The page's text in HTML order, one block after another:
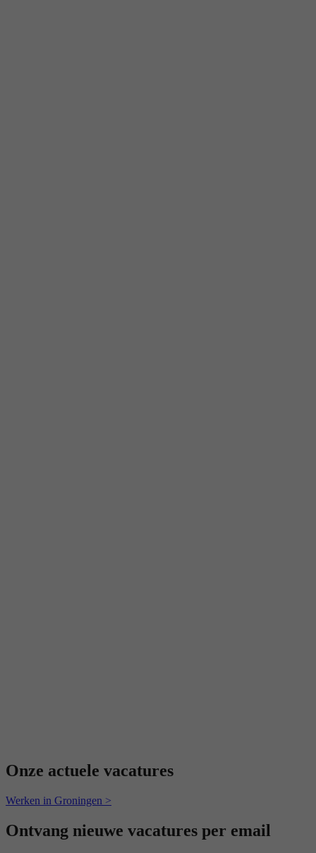
Onze actuele vacatures
Werken in Groningen >
Ontvang nieuwe vacatures per email